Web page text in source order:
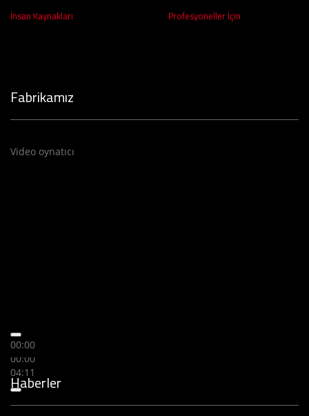
İnsan Kaynakları
Profesyoneller İçin
Fabrikamız
Video oynatıcı
00:00
00:00
04:11
Haberler